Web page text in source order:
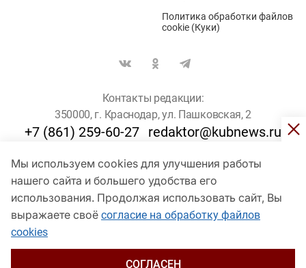
Мы используем cookies для улучшения работы
нашего сайта и большего удобства его
использования. Продолжая использовать сайт, Вы
выражаете своё согласие на обработку файлов
cookies
СОГЛАСЕН
Политика обработки файлов
cookie (Куки)
Контакты редакции:
350000, г. Краснодар, ул. Пашковская, 2
+7 (861) 259-60-27 redaktor@kubnews.ru
Для пользователей старше 16 лет
© Кубанские Новости, 2017
Сетевое издание «kubnews» зарегистрировано Федеральной
службой по надзору в сфере связи, информационных технологий
и массовых коммуникаций (Роскомнадзор). Регистрационный